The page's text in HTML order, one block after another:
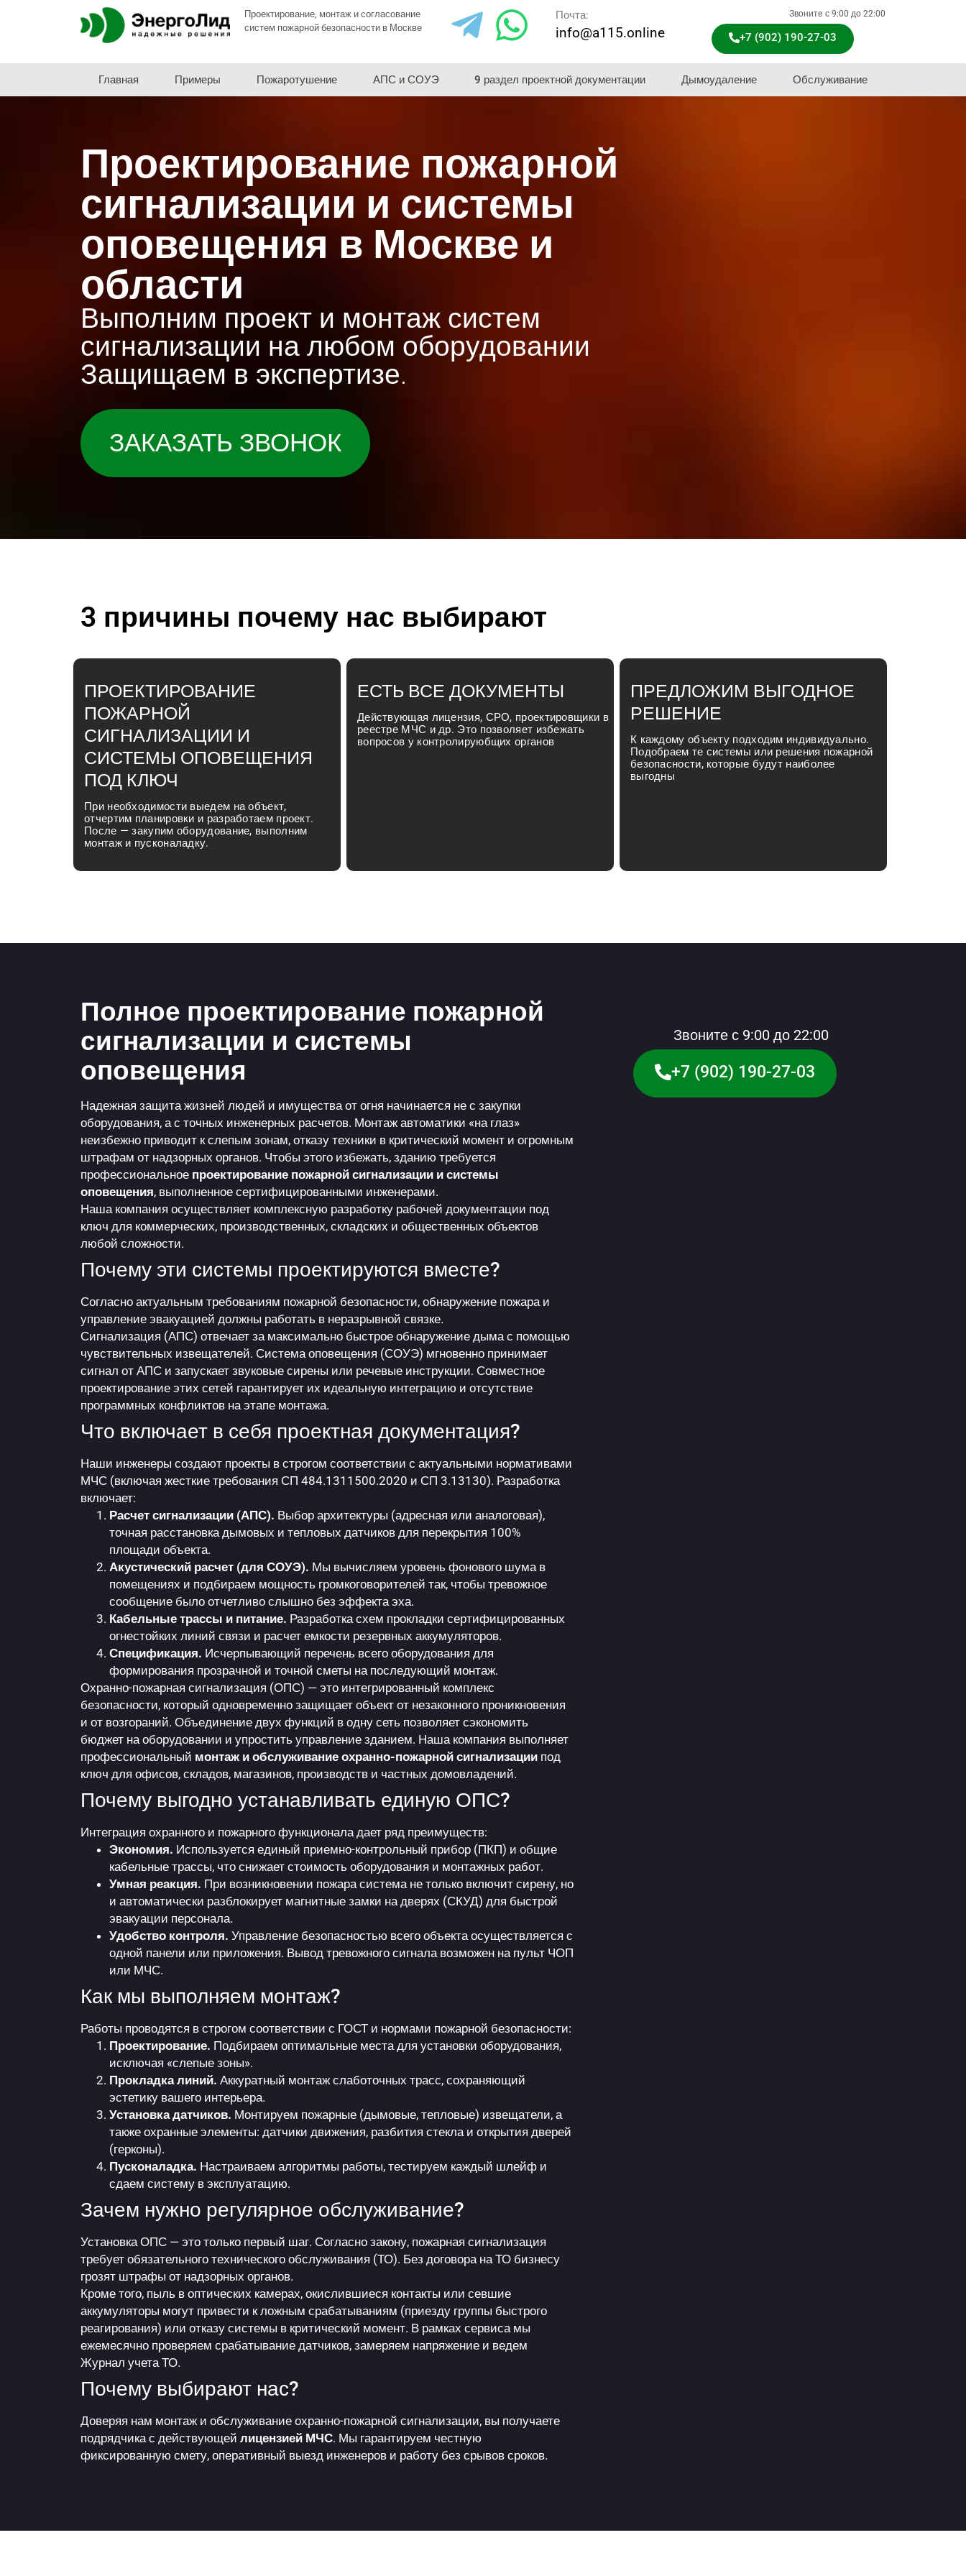
Проектирование, монтаж и согласование
систем пожарной безопасности в Москве
Почта:
info@a115.online
Звоните с 9:00 до 22:00
+7 (902) 190-27-03
Главная Примеры Пожаротушение АПС и СОУЭ 9 раздел проектной документации Дымоудаление Обслуживание
Проектирование пожарной
сигнализации и системы
оповещения в Москве и
области
Выполним проект и монтаж систем
сигнализации на любом оборудовании
Защищаем в экспертизе.
ЗАКАЗАТЬ ЗВОНОК
3 причины почему нас выбирают
ПРОЕКТИРОВАНИЕ
ПОЖАРНОЙ
СИГНАЛИЗАЦИИ И
СИСТЕМЫ ОПОВЕЩЕНИЯ
ПОД КЛЮЧ
При необходимости выедем на объект,
отчертим планировки и разработаем проект.
После — закупим оборудование, выполним
монтаж и пусконаладку.
ЕСТЬ ВСЕ ДОКУМЕНТЫ
Действующая лицензия, СРО, проектировщики в
реестре МЧС и др. Это позволяет избежать
вопросов у контролируюбщих органов
ПРЕДЛОЖИМ ВЫГОДНОЕ
РЕШЕНИЕ
К каждому объекту подходим индивидуально.
Подобраем те системы или решения пожарной
безопасности, которые будут наиболее
выгодны
Полное проектирование пожарной
сигнализации и системы
оповещения
Надежная защита жизней людей и имущества от огня начинается не с закупки
оборудования, а с точных инженерных расчетов. Монтаж автоматики «на глаз»
неизбежно приводит к слепым зонам, отказу техники в критический момент и огромным
штрафам от надзорных органов. Чтобы этого избежать, зданию требуется
профессиональное проектирование пожарной сигнализации и системы
оповещения, выполненное сертифицированными инженерами.
Наша компания осуществляет комплексную разработку рабочей документации под
ключ для коммерческих, производственных, складских и общественных объектов
любой сложности.
Почему эти системы проектируются вместе?
Согласно актуальным требованиям пожарной безопасности, обнаружение пожара и
управление эвакуацией должны работать в неразрывной связке.
Сигнализация (АПС) отвечает за максимально быстрое обнаружение дыма с помощью
чувствительных извещателей. Система оповещения (СОУЭ) мгновенно принимает
сигнал от АПС и запускает звуковые сирены или речевые инструкции. Совместное
проектирование этих сетей гарантирует их идеальную интеграцию и отсутствие
программных конфликтов на этапе монтажа.
Что включает в себя проектная документация?
Наши инженеры создают проекты в строгом соответствии с актуальными нормативами
МЧС (включая жесткие требования СП 484.1311500.2020 и СП 3.13130). Разработка
включает:
Расчет сигнализации (АПС). Выбор архитектуры (адресная или аналоговая),
точная расстановка дымовых и тепловых датчиков для перекрытия 100%
площади объекта.
Акустический расчет (для СОУЭ). Мы вычисляем уровень фонового шума в
помещениях и подбираем мощность громкоговорителей так, чтобы тревожное
сообщение было отчетливо слышно без эффекта эха.
Кабельные трассы и питание. Разработка схем прокладки сертифицированных
огнестойких линий связи и расчет емкости резервных аккумуляторов.
Спецификация. Исчерпывающий перечень всего оборудования для
формирования прозрачной и точной сметы на последующий монтаж.
Охранно-пожарная сигнализация (ОПС) — это интегрированный комплекс
безопасности, который одновременно защищает объект от незаконного проникновения
и от возгораний. Объединение двух функций в одну сеть позволяет сэкономить
бюджет на оборудовании и упростить управление зданием. Наша компания выполняет
профессиональный монтаж и обслуживание охранно-пожарной сигнализации под
ключ для офисов, складов, магазинов, производств и частных домовладений.
Почему выгодно устанавливать единую ОПС?
Интеграция охранного и пожарного функционала дает ряд преимуществ:
Экономия. Используется единый приемно-контрольный прибор (ПКП) и общие
кабельные трассы, что снижает стоимость оборудования и монтажных работ.
Умная реакция. При возникновении пожара система не только включит сирену, но
и автоматически разблокирует магнитные замки на дверях (СКУД) для быстрой
эвакуации персонала.
Удобство контроля. Управление безопасностью всего объекта осуществляется с
одной панели или приложения. Вывод тревожного сигнала возможен на пульт ЧОП
или МЧС.
Как мы выполняем монтаж?
Работы проводятся в строгом соответствии с ГОСТ и нормами пожарной безопасности:
Проектирование. Подбираем оптимальные места для установки оборудования,
исключая «слепые зоны».
Прокладка линий. Аккуратный монтаж слаботочных трасс, сохраняющий
эстетику вашего интерьера.
Установка датчиков. Монтируем пожарные (дымовые, тепловые) извещатели, а
также охранные элементы: датчики движения, разбития стекла и открытия дверей
(герконы).
Пусконаладка. Настраиваем алгоритмы работы, тестируем каждый шлейф и
сдаем систему в эксплуатацию.
Зачем нужно регулярное обслуживание?
Установка ОПС — это только первый шаг. Согласно закону, пожарная сигнализация
требует обязательного технического обслуживания (ТО). Без договора на ТО бизнесу
грозят штрафы от надзорных органов.
Кроме того, пыль в оптических камерах, окислившиеся контакты или севшие
аккумуляторы могут привести к ложным срабатываниям (приезду группы быстрого
реагирования) или отказу системы в критический момент. В рамках сервиса мы
ежемесячно проверяем срабатывание датчиков, замеряем напряжение и ведем
Журнал учета ТО.
Почему выбирают нас?
Доверяя нам монтаж и обслуживание охранно-пожарной сигнализации, вы получаете
подрядчика с действующей лицензией МЧС. Мы гарантируем честную
фиксированную смету, оперативный выезд инженеров и работу без срывов сроков.
Звоните с 9:00 до 22:00
+7 (902) 190-27-03